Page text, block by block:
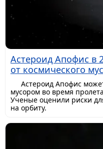
Астероид Апофис в
от космического
Астероид Апофис
мусором во время
Ученые оценили риски
на орбиту.